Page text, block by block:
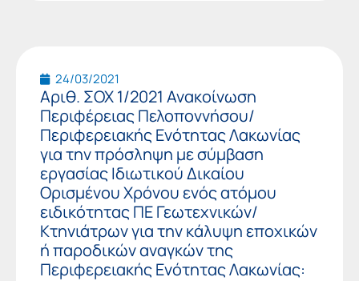
24/03/2021
Αριθ. ΣΟΧ 1/2021 Ανακοίνωση
Περιφέρειας Πελοποννήσου/
Περιφερειακής Ενότητας Λακωνίας
για την πρόσληψη με σύμβαση
εργασίας Ιδιωτικού Δικαίου
Ορισμένου Χρόνου ενός ατόμου
ειδικότητας ΠΕ Γεωτεχνικών/
Κτηνιάτρων για την κάλυψη εποχικών
ή παροδικών αναγκών της
Περιφερειακής Ενότητας Λακωνίας: